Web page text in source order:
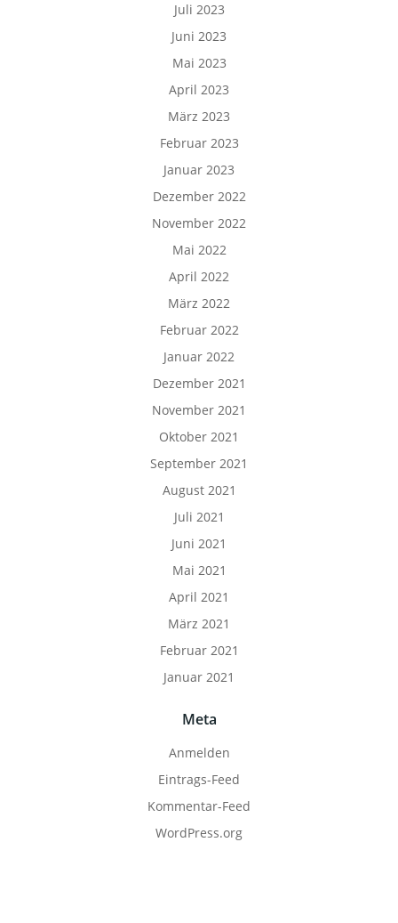
Juli 2023
Juni 2023
Mai 2023
April 2023
März 2023
Februar 2023
Januar 2023
Dezember 2022
November 2022
Mai 2022
April 2022
März 2022
Februar 2022
Januar 2022
Dezember 2021
November 2021
Oktober 2021
September 2021
August 2021
Juli 2021
Juni 2021
Mai 2021
April 2021
März 2021
Februar 2021
Januar 2021
Meta
Anmelden
Eintrags-Feed
Kommentar-Feed
WordPress.org